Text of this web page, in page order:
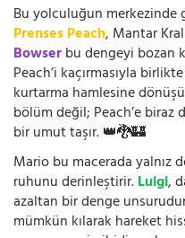
Bu yolculuğun
Prenses Peach, Mantar
Bowserbu dengeyi bozan
Peach’i kaçırmasıyla
kurtarma hamlesine
bölüm değil; Peach’e biraz
bir umut taşır. 👑🐉🏰
Mario bu macerada yalnız
ruhunu derinleştirir.Luigi,
azaltan bir denge
mümkün kılarak hareket